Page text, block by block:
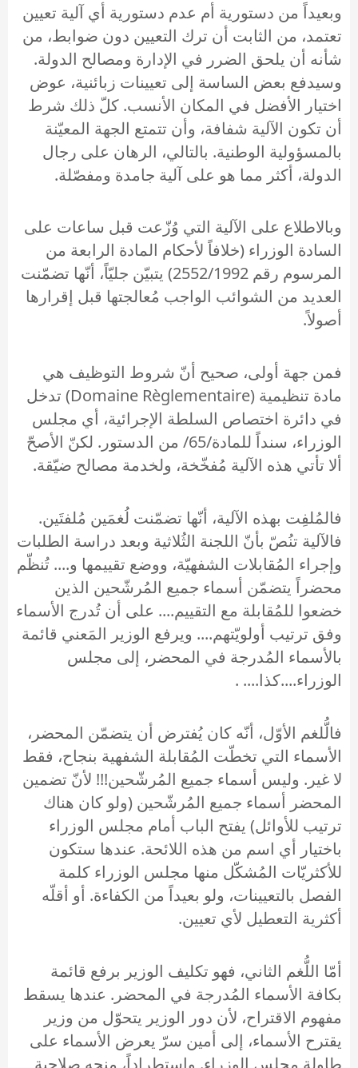
وبعيداً من دستورية أم عدم دستورية أي آلية تعيين
تعتمد، من الثابت أن ترك التعيين دون ضوابط، من
شأنه أن يلحق الضرر في الإدارة ومصالح الدولة.
وسيدفع بعض الساسة إلى تعيينات زبائنية، عوض
اختيار الأفضل في المكان الأنسب. كلّ ذلك شرط
أن تكون الآلية شفافة، وأن تتمتع الجهة المعيّنة
بالمسؤولية الوطنية. بالتالي، الرهان على رجال
الدولة، أكثر مما هو على آلية جامدة ومفصّلة.
وبالاطلاع على الآلية التي وُزّعت قبل ساعات على
السادة الوزراء (خلافاً لأحكام المادة الرابعة من
المرسوم رقم 2552/1992) يتبيّن جليّاً، أنّها تضمّنت
العديد من الشوائب الواجب مُعالجتها قبل إقرارها
أصولاً.
فمن جهة أولى، صحيح أنّ شروط التوظيف هي
مادة تنظيمية (Domaine Règlementaire) تدخل
في دائرة اختصاص السلطة الإجرائية، أي مجلس
الوزراء، سنداً للمادة/65/ من الدستور. لكنّ الأصحّ
ألا تأتي هذه الآلية مُفخّخة، ولخدمة مصالح ضيّقة.
فالمُلفِت بهذه الآلية، أنّها تضمّنت لُغمَين مُلفتَين.
فالآلية تنُصّ بأنّ اللجنة الثُلاثية وبعد دراسة الطلبات
وإجراء المُقابلات الشفهيّة، ووضع تقييمها و.... تُنظّم
محضراً يتضمّن أسماء جميع المُرشّحين الذين
خضعوا للمُقابلة مع التقييم.... على أن تُدرج الأسماء
وفق ترتيب أولويّتهم.... ويرفع الوزير المَعني قائمة
بالأسماء المُدرجة في المحضر، إلى مجلس
الوزراء....كذا.... .
فالُّلغم الأوّل، أنّه كان يُفترض أن يتضمّن المحضر،
الأسماء التي تخطّت المُقابلة الشفهية بنجاح، فقط
لا غير. وليس أسماء جميع المُرشّحين!!! لأنّ تضمين
المحضر أسماء جميع المُرشّحين (ولو كان هناك
ترتيب للأوائل) يفتح الباب أمام مجلس الوزراء
باختيار أي اسم من هذه اللائحة. عندها ستكون
للأكثريّات المُشكّل منها مجلس الوزراء كلمة
الفصل بالتعيينات، ولو بعيداً من الكفاءة. أو أقلّه
أكثرية التعطيل لأي تعيين.
أمّا اللُّغم الثاني، فهو تكليف الوزير برفع قائمة
بكافة الأسماء المُدرجة في المحضر. عندها يسقط
مفهوم الاقتراح، لأن دور الوزير يتحوّل من وزير
يقترح الأسماء، إلى أمين سرّ يعرض الأسماء على